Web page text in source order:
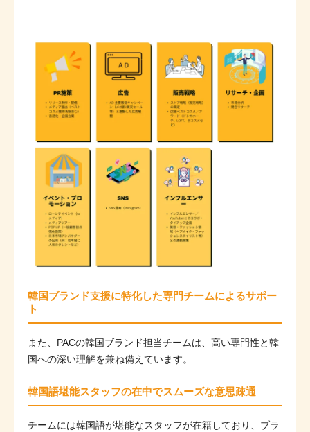
韓国ブランド支援に特化した専門チームによるサポー
ト
また、PACの韓国ブランド担当チームは、高い専門性と韓
国への深い理解を兼ね備えています。
韓国語堪能スタッフの在中でスムーズな意思疎通
チームには韓国語が堪能なスタッフが在籍しており、ブラ